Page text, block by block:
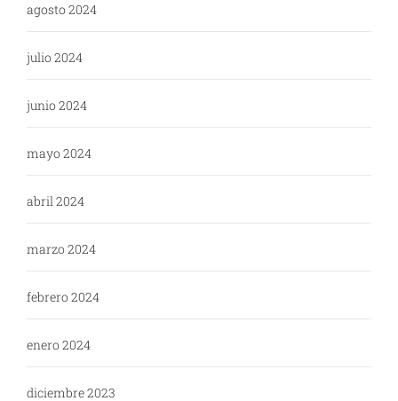
agosto 2024
julio 2024
junio 2024
mayo 2024
abril 2024
marzo 2024
febrero 2024
enero 2024
diciembre 2023